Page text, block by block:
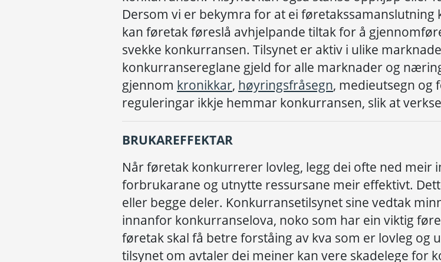
Dersom vi er bekymra for at ei
kan føretak føreslå avhjelpande tiltak for å
svekke konkurransen. Tilsynet er aktiv i ulike
konkurransereglane gjeld for alle marknader og
gjennom kronikkar, høyringsfråsegn, medieutsegn og
reguleringar ikkje hemmar konkurransen, slik at
BRUKAREFFEKTAR
Når føretak konkurrerer lovleg, legg dei ofte ned meir
forbrukarane og utnytte ressursane meir effektivt.
eller begge deler. Konkurransetilsynet sine vedtak
innanfor konkurranselova, noko som har ein viktig fø
føretak skal få betre forståing av kva som er lovleg og
tilsynet om avtaler dei meiner kan vere skadelege for